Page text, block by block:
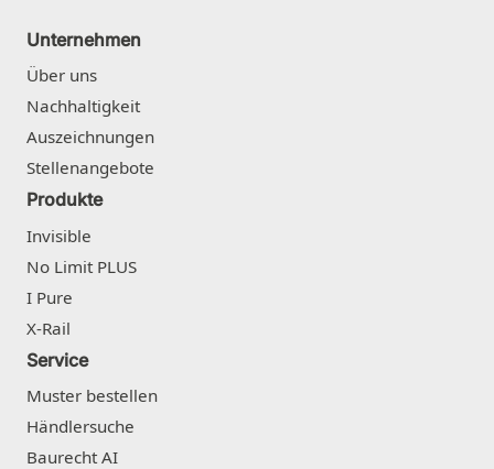
Unternehmen
Über uns
Nachhaltigkeit
Auszeichnungen
Stellenangebote
Produkte
Invisible
No Limit PLUS
I Pure
X-Rail
Service
Muster bestellen
Händlersuche
Baurecht AI